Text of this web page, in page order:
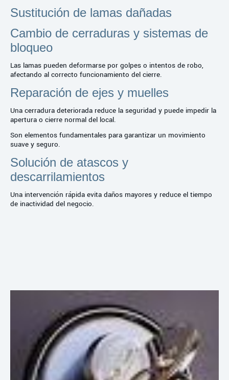
Sustitución de lamas dañadas
Cambio de cerraduras y sistemas de
bloqueo
Las lamas pueden deformarse por golpes o intentos de robo,
afectando al correcto funcionamiento del cierre.
Reparación de ejes y muelles
Una cerradura deteriorada reduce la seguridad y puede impedir la
apertura o cierre normal del local.
Son elementos fundamentales para garantizar un movimiento
suave y seguro.
Solución de atascos y
descarrilamientos
Una intervención rápida evita daños mayores y reduce el tiempo
de inactividad del negocio.